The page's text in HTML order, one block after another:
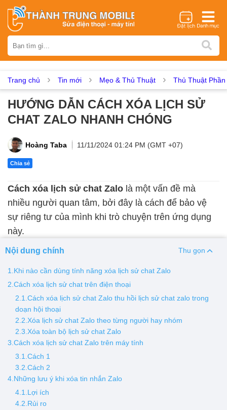
iPhone Samsung Oppo Xiaomi Realme Vivo
Asus Sony Vertu LG Tecno
Dịch vụ sửa chữa
Thay loa Thay kính lưng Thay vỏ Thay chân sạc
Màn hình Xiaomi Màn hình Realme Màn hình Vivo
Thay pin
Thay vỏ
Vỏ iPhone Vỏ Samsung Vỏ Xiaomi
Vỏ Huawei Vỏ Vivo
Trang chủ Tin mới Mẹo & Thủ Thuật Thủ Thuật
HƯỚNG DẪN CÁCH XÓA LỊCH SỬ
CHAT ZALO NHANH CHÓNG
Hoàng Taba 11/11/2024 01:24 PM (GMT +07)
Chia sẻ
Cách xóa lịch sử chat Zalo là một vấn đề mà
nhiều người quan tâm, bởi đây là cách để bảo vệ
sự riêng tư của mình khi trò chuyện trên ứng dụng
này.
Nội dung chính Thu gọn
1.Khi nào cần dùng tính năng xóa lịch sử chat Zalo
2.Cách xóa lịch sử chat trên điện thoại
2.1.Cách xóa lịch sử chat Zalo thu hồi lịch sử chat zalo trong
doạn hội thoại
2.2.Xóa lịch sử chat Zalo theo từng người hay nhóm
2.3.Xóa toàn bộ lịch sử chat Zalo
3.Cách xóa lịch sử chat Zalo trên máy tính
3.1.Cách 1
3.2.Cách 2
4.Những lưu ý khi xóa tin nhắn Zalo
4.1.Lợi ích
4.2.Rủi ro